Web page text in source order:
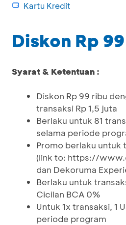
Kartu Kredit
Diskon Rp
Syarat & Ketentuan :
Diskon Rp 99 ribu
transaksi Rp 1,5 juta
Berlaku untuk 81
selama periode
Promo berlaku untuk
(link to: https://
dan Dekoruma
Berlaku untuk
Cicilan BCA 0%
Untuk 1x transaksi, 1
periode program